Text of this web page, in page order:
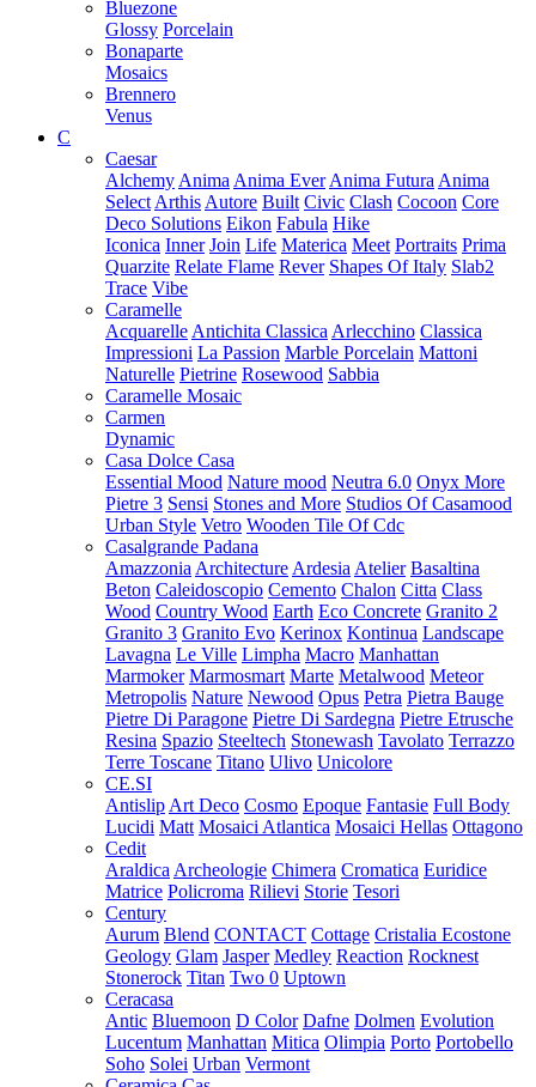
Bluezone
Glossy Porcelain
Bonaparte
Mosaics
Brennero
Venus
C
Caesar
Alchemy Anima Anima Ever Anima Futura Anima
Select Arthis Autore Built Civic Clash Cocoon Core
Deco Solutions Eikon Fabula Hike
Iconica Inner Join Life Materica Meet Portraits Prima
Quarzite Relate Flame Rever Shapes Of Italy Slab2
Trace Vibe
Caramelle
Acquarelle Antichita Classica Arlecchino Classica
Impressioni La Passion Marble Porcelain Mattoni
Naturelle Pietrine Rosewood Sabbia
Caramelle Mosaic
Carmen
Dynamic
Casa Dolce Casa
Essential Mood Nature mood Neutra 6.0 Onyx More
Pietre 3 Sensi Stones and More Studios Of Casamood
Urban Style Vetro Wooden Tile Of Cdc
Casalgrande Padana
Amazzonia Architecture Ardesia Atelier Basaltina
Beton Caleidoscopio Cemento Chalon Citta Class
Wood Country Wood Earth Eco Concrete Granito 2
Granito 3 Granito Evo Kerinox Kontinua Landscape
Lavagna Le Ville Limpha Macro Manhattan
Marmoker Marmosmart Marte Metalwood Meteor
Metropolis Nature Newood Opus Petra Pietra Bauge
Pietre Di Paragone Pietre Di Sardegna Pietre Etrusche
Resina Spazio Steeltech Stonewash Tavolato Terrazzo
Terre Toscane Titano Ulivo Unicolore
CE.SI
Antislip Art Deco Cosmo Epoque Fantasie Full Body
Lucidi Matt Mosaici Atlantica Mosaici Hellas Ottagono
Cedit
Araldica Archeologie Chimera Cromatica Euridice
Matrice Policroma Rilievi Storie Tesori
Century
Aurum Blend CONTACT Cottage Cristalia Ecostone
Geology Glam Jasper Medley Reaction Rocknest
Stonerock Titan Two 0 Uptown
Ceracasa
Antic Bluemoon D Color Dafne Dolmen Evolution
Lucentum Manhattan Mitica Olimpia Porto Portobello
Soho Solei Urban Vermont